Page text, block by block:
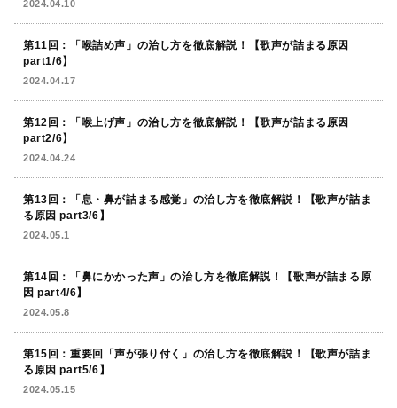
2024.04.10
第11回：「喉詰め声」の治し方を徹底解説！【歌声が詰まる原因
part1/6】
2024.04.17
第12回：「喉上げ声」の治し方を徹底解説！【歌声が詰まる原因
part2/6】
2024.04.24
第13回：「息・鼻が詰まる感覚」の治し方を徹底解説！【歌声が詰ま
る原因 part3/6】
2024.05.1
第14回：「鼻にかかった声」の治し方を徹底解説！【歌声が詰まる原
因 part4/6】
2024.05.8
第15回：重要回「声が張り付く」の治し方を徹底解説！【歌声が詰ま
る原因 part5/6】
2024.05.15